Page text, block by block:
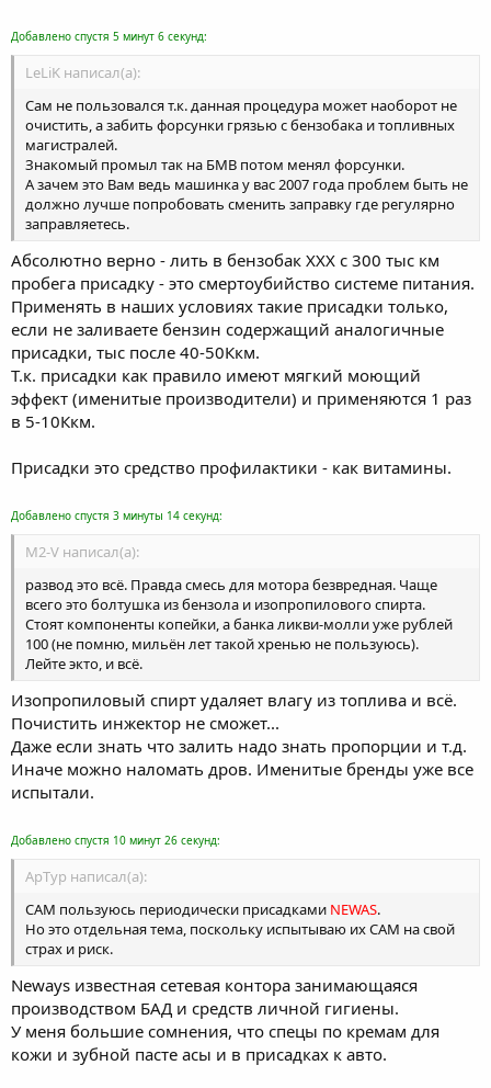
Добавлено спустя 5 минут 6 секунд:
LeLiK написал(а):
Сам не пользовался т.к. данная процедура может наоборот не
очистить, а забить форсунки грязью с бензобака и топливных
магистралей.
Знакомый промыл так на БМВ потом менял форсунки.
А зачем это Вам ведь машинка у вас 2007 года проблем быть не
должно лучше попробовать сменить заправку где регулярно
заправляетесь.
Абсолютно верно - лить в бензобак ХХХ с 300 тыс км
пробега присадку - это смертоубийство системе питания.
Применять в наших условиях такие присадки только,
если не заливаете бензин содержащий аналогичные
присадки, тыс после 40-50Ккм.
Т.к. присадки как правило имеют мягкий моющий
эффект (именитые производители) и применяются 1 раз
в 5-10Ккм.
Присадки это средство профилактики - как витамины.
Добавлено спустя 3 минуты 14 секунд:
M2-V написал(а):
развод это всё. Правда смесь для мотора безвредная. Чаще
всего это болтушка из бензола и изопропилового спирта.
Стоят компоненты копейки, а банка ликви-молли уже рублей
100 (не помню, мильён лет такой хренью не пользуюсь).
Лейте экто, и всё.
Изопропиловый спирт удаляет влагу из топлива и всё.
Почистить инжектор не сможет...
Даже если знать что залить надо знать пропорции и т.д.
Иначе можно наломать дров. Именитые бренды уже все
испытали.
Добавлено спустя 10 минут 26 секунд:
ApTyp написал(а):
САМ пользуюсь периодически присадками NEWAS.
Но это отдельная тема, поскольку испытываю их САМ на свой
страх и риск.
Neways известная сетевая контора занимающаяся
производством БАД и средств личной гигиены.
У меня большие сомнения, что спецы по кремам для
кожи и зубной пасте асы и в присадках к авто.